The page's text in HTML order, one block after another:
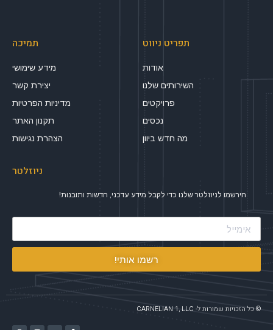
תפריט ניווט
אודות
השירותים שלנו
פרויקטים
נכסים
מה חדש ביוון
תמיכה
מידע שימושי
יצירת קשר
מדיניות הפרטיות
תקנון האתר
הצהרת נגישות
ניוזלטר
הירשמו לניוזלטר שלנו כדי לקבל מידע עדכני, חדשות ותובנות!
רשמו אותי!
© כל הזכויות שמורות ל- CARNELIAN 1, LLC